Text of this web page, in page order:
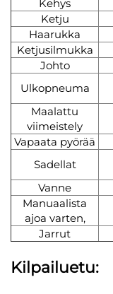
Kehys
Ketju
Haarukka
Ketjusilmukka
Johto
Ulkopneuma
Maalattu
viimeistely
Vapaata pyörää
Sadellat
Vanne
Manuaalista
ajoa varten,
Jarrut
Kilpailuetu: